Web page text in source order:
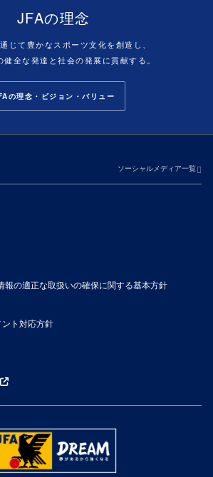
JFAの理念
じて豊かなスポーツ文化を創造し、
健全な発達と社会の発展に貢献する。
の理念・ビジョン・バリュー
ソーシャルメディア一覧
報の適正な取扱いの確保に関する基本方針
ト対応方針